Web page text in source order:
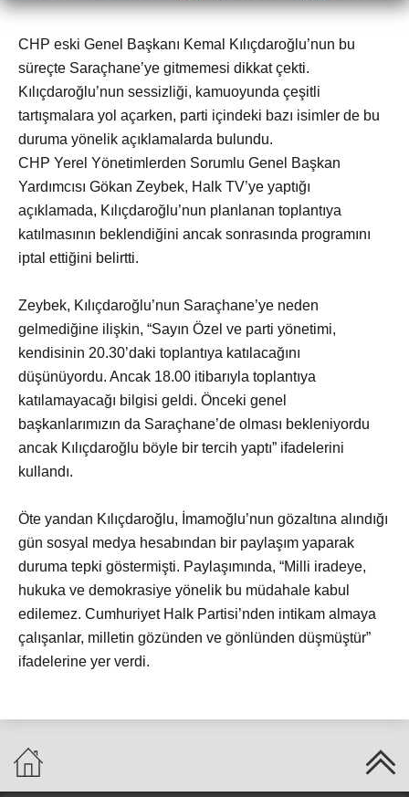
CHP eski Genel Başkanı Kemal Kılıçdaroğlu’nun bu
süreçte Saraçhane’ye gitmemesi dikkat çekti.
Kılıçdaroğlu’nun sessizliği, kamuoyunda çeşitli
tartışmalara yol açarken, parti içindeki bazı isimler de bu
duruma yönelik açıklamalarda bulundu.
CHP Yerel Yönetimlerden Sorumlu Genel Başkan
Yardımcısı Gökan Zeybek, Halk TV’ye yaptığı
açıklamada, Kılıçdaroğlu’nun planlanan toplantıya
katılmasının beklendiğini ancak sonrasında programını
iptal ettiğini belirtti.
Zeybek, Kılıçdaroğlu’nun Saraçhane’ye neden
gelmediğine ilişkin, “Sayın Özel ve parti yönetimi,
kendisinin 20.30’daki toplantıya katılacağını
düşünüyordu. Ancak 18.00 itibarıyla toplantıya
katılamayacağı bilgisi geldi. Önceki genel
başkanlarımızın da Saraçhane’de olması bekleniyordu
ancak Kılıçdaroğlu böyle bir tercih yaptı” ifadelerini
kullandı.
Öte yandan Kılıçdaroğlu, İmamoğlu’nun gözaltına alındığı
gün sosyal medya hesabından bir paylaşım yaparak
duruma tepki göstermişti. Paylaşımında, “Milli iradeye,
hukuka ve demokrasiye yönelik bu müdahale kabul
edilemez. Cumhuriyet Halk Partisi’nden intikam almaya
çalışanlar, milletin gözünden ve gönlünden düşmüştür”
ifadelerine yer verdi.